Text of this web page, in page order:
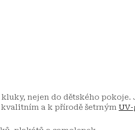
nejen do dětského
a k přírodě šetrným